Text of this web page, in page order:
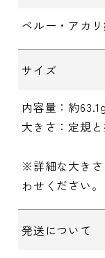
ペルー・アカリ
サイズ
内容量：約63.1g
大きさ：定規
※詳細な大き
わせください。
発送について